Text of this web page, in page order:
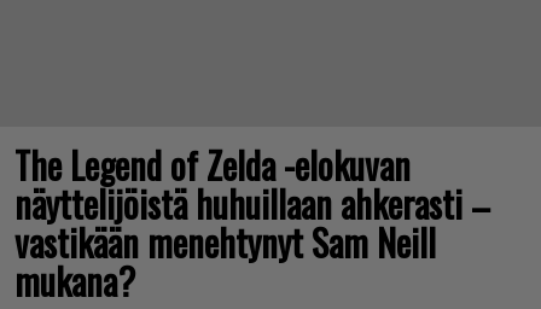
The Legend of Zelda -elokuvan
näyttelijöistä huhuillaan ahkerasti –
vastikään menehtynyt Sam Neill
mukana?